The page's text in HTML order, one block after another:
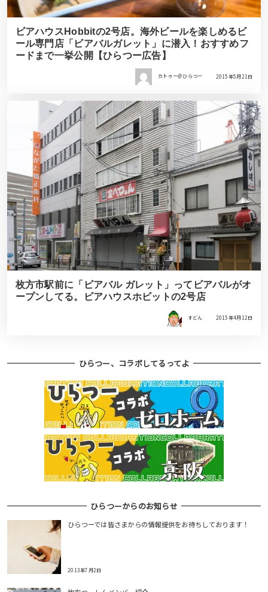
ビアハウスHobbitの2号店。海外ビールを楽しめるビ
ール専門店「ビアバルガレット」に潜入！おすすめフ
ードまで一挙公開【ひらつー広告】
カトゥー＠ひらつー 2015年5月21日
枚方市駅前に「ビアバル ガレット」ってビアバルがオ
ープンしてる。ビアハウスホビットの2号店
すどん 2015年4月12日
ひらつー、コラボしてるってよ
ひらつーからのお知らせ
ひらつーでは皆さまからの情報提供をお待ちしております！
2013年7月2日